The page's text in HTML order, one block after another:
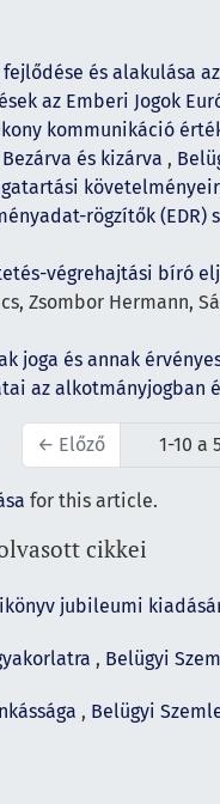
és alakulása
az Emberi Jogok
kommunikáció
Bezárva és kizárva ,
rögzítők
végrehajtási bíró
Zsombor Hermann,
joga és annak
az alkotmányjogban
← Előző 1-10 a
for this article.
cikkei
jubileumi
, Belügyi
, Belügyi